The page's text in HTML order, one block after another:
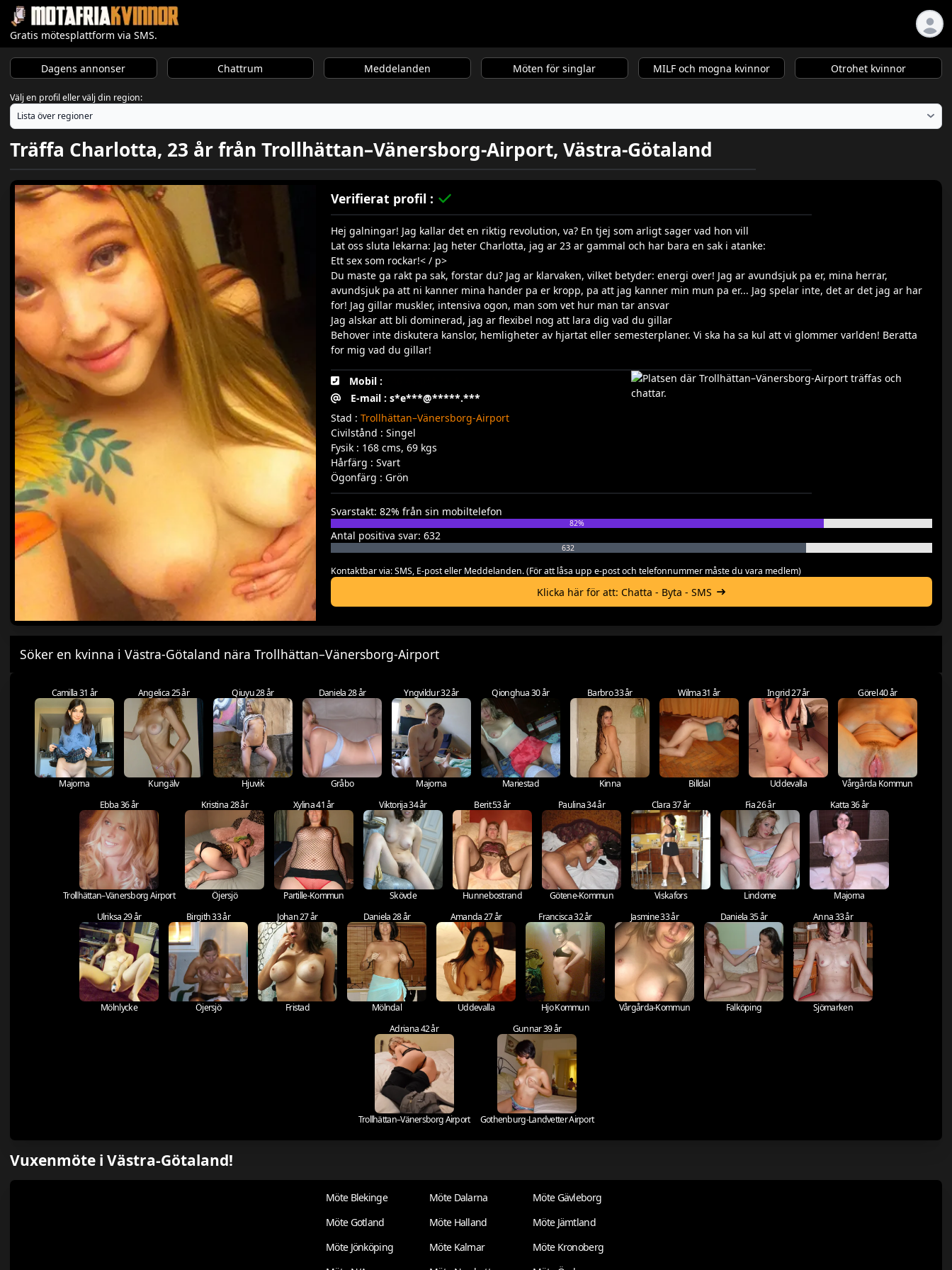
Gratis mötesplattform via SMS.
Dagens annonser Chattrum Meddelanden Möten för singlar MILF och mogna kvinnor Otrohet kvinnor
Välj en profil eller välj din region:
Träffa Charlotta, 23 år från Trollhättan–Vänersborg-Airport, Västra-Götaland
Verifierat profil :
Hej galningar! Jag kallar det en riktig revolution, va? En tjej som arligt sager vad hon vill
Lat oss sluta lekarna: Jag heter Charlotta, jag ar 23 ar gammal och har bara en sak i atanke:
Ett sex som rockar!< / p>
Du maste ga rakt pa sak, forstar du? Jag ar klarvaken, vilket betyder: energi over! Jag ar avundsjuk pa er, mina herrar,
avundsjuk pa att ni kanner mina hander pa er kropp, pa att jag kanner min mun pa er... Jag spelar inte, det ar det jag ar har
for! Jag gillar muskler, intensiva ogon, man som vet hur man tar ansvar
Jag alskar att bli dominerad, jag ar flexibel nog att lara dig vad du gillar
Behover inte diskutera kanslor, hemligheter av hjartat eller semesterplaner. Vi ska ha sa kul att vi glommer varlden! Beratta
for mig vad du gillar!
Mobil :
E-mail : s*e***@*****.***
Stad : Trollhättan–Vänersborg-Airport
Civilstånd : Singel
Fysik : 168 cms, 69 kgs
Hårfärg : Svart
Ögonfärg : Grön
Svarstakt: 82% från sin mobiltelefon
82%
Antal positiva svar: 632
632
Kontaktbar via: SMS, E-post eller Meddelanden. (För att låsa upp e-post och telefonnummer måste du vara medlem)
Klicka här för att: Chatta - Byta - SMS
Söker en kvinna i Västra-Götaland nära Trollhättan–Vänersborg-Airport
Camilla 31 år
Majorna
Angelica 25 år
Kungälv
Qiuyu 28 år
Hjuvik
Daniela 28 år
Gråbo
Yngvildur 32 år
Majorna
Qionghua 30 år
Mariestad
Barbro 33 år
Kinna
Wilma 31 år
Billdal
Ingrid 27 år
Uddevalla
Görel 40 år
Vårgårda Kommun
Ebba 36 år
Trollhättan–Vänersborg Airport
Kristina 28 år
Öjersjö
Xylina 41 år
Partille-Kommun
Viktorija 34 år
Skövde
Berit 53 år
Hunnebostrand
Paulina 34 år
Götene-Kommun
Clara 37 år
Viskafors
Fia 26 år
Lindome
Katta 36 år
Majorna
Ulriksa 29 år
Mölnlycke
Birgith 33 år
Öjersjö
Johan 27 år
Fristad
Daniela 28 år
Mölndal
Amanda 27 år
Uddevalla
Francisca 32 år
Hjo Kommun
Jasmine 33 år
Vårgårda-Kommun
Daniela 35 år
Falköping
Anna 33 år
Sjömarken
Adriana 42 år
Trollhättan–Vänersborg Airport
Gunnar 39 år
Gothenburg-Landvetter Airport
Vuxenmöte i Västra-Götaland!
Möte Blekinge Möte Dalarna
Möte Gävleborg
Möte Gotland
Möte Halland
Möte Jämtland
Möte Jönköping
Möte Kalmar
Möte Kronoberg